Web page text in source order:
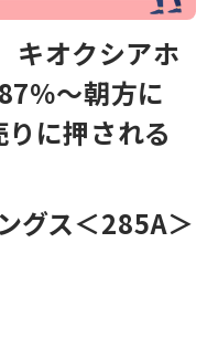
キオクシアホ
％～朝方に
に押される
グス＜285A＞